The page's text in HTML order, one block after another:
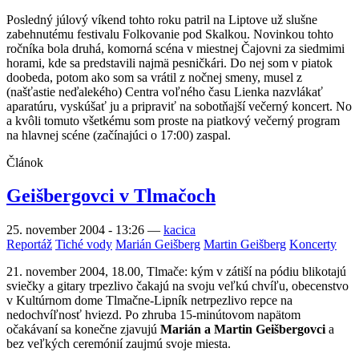
Posledný júlový víkend tohto roku patril na Liptove už slušne
zabehnutému festivalu Folkovanie pod Skalkou. Novinkou tohto
ročníka bola druhá, komorná scéna v miestnej Čajovni za siedmimi
horami, kde sa predstavili najmä pesničkári. Do nej som v piatok
doobeda, potom ako som sa vrátil z nočnej smeny, musel z
(našťastie neďalekého) Centra voľného času Lienka nazvlákať
aparatúru, vyskúšať ju a pripraviť na sobotňajší večerný koncert. No
a kvôli tomuto všetkému som proste na piatkový večerný program
na hlavnej scéne (začínajúci o 17:00) zaspal.
Článok
Geišbergovci v Tlmačoch
25. november 2004 - 13:26 — kacica
Reportáž Tiché vody Marián Geišberg Martin Geišberg Koncerty
21. november 2004, 18.00, Tlmače: kým v zátiší na pódiu blikotajú
sviečky a gitary trpezlivo čakajú na svoju veľkú chvíľu, obecenstvo
v Kultúrnom dome Tlmačne-Lipník netrpezlivo repce na
nedochvíľnosť hviezd. Po zhruba 15-minútovom napätom
očakávaní sa konečne zjavujú Marián a Martin Geišbergovci a
bez veľkých ceremónií zaujmú svoje miesta.